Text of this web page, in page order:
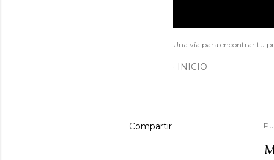
Una vía para encontrar tu
INICIO
Compartir